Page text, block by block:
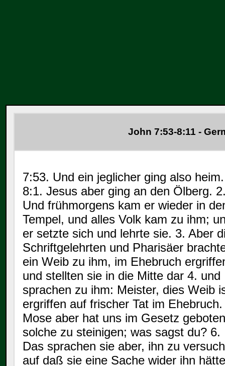
John 7:53-8:11 -
7:53. Und ein jeglicher ging also heim.
8:1. Jesus aber ging an den Ölberg.
Und frühmorgens kam er wieder in
Tempel, und alles Volk kam zu ihm;
er setzte sich und lehrte sie. 3. Aber
Schriftgelehrten und Pharisäer
ein Weib zu ihm, im Ehebruch
und stellten sie in die Mitte dar 4. und
sprachen zu ihm: Meister, dies Weib
ergriffen auf frischer Tat im
Mose aber hat uns im Gesetz
solche zu steinigen; was sagst du? 6.
Das sprachen sie aber, ihn zu
auf daß sie eine Sache wider ihn